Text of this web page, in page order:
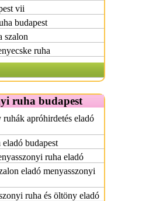
vii
budapest
szalon
ruha
ruha budapest
apróhirdetés eladó
budapest
ruha eladó
eladó menyasszonyi
ruha és öltöny eladó